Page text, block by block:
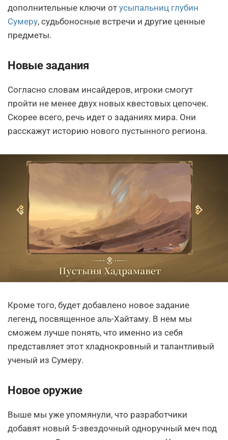
дополнительные ключи от усыпальниц глубин
Сумеру, судьбоносные встречи и другие ценные
предметы.
Новые задания
Согласно словам инсайдеров, игроки смогут
пройти не менее двух новых квестовых цепочек.
Скорее всего, речь идет о заданиях мира. Они
расскажут историю нового пустынного региона.
Кроме того, будет добавлено новое задание
легенд, посвященное аль-Хайтаму. В нем мы
сможем лучше понять, что именно из себя
представляет этот хладнокровный и талантливый
ученый из Сумеру.
Новое оружие
Выше мы уже упомянули, что разработчики
добавят новый 5-звездочный одноручный меч под